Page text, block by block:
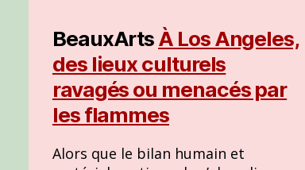
BeauxArtsÀ Los Angeles,
des lieux culturels
ravagés ou menacés par
les flammes
Alors que le bilan humain et